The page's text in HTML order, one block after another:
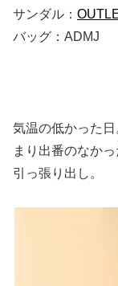
サンダル：
バッグ：ADMJ
気温の低かった
まり出番のなか
引っ張り出し。